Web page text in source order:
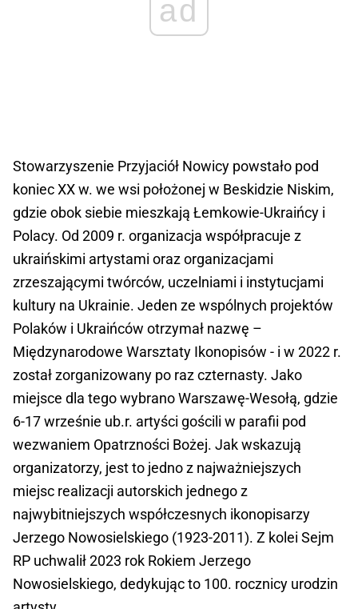
ad
Stowarzyszenie Przyjaciół Nowicy powstało pod
koniec XX w. we wsi położonej w Beskidzie Niskim,
gdzie obok siebie mieszkają Łemkowie-Ukraińcy i
Polacy. Od 2009 r. organizacja współpracuje z
ukraińskimi artystami oraz organizacjami
zrzeszającymi twórców, uczelniami i instytucjami
kultury na Ukrainie. Jeden ze wspólnych projektów
Polaków i Ukraińców otrzymał nazwę –
Międzynarodowe Warsztaty Ikonopisów - i w 2022 r.
został zorganizowany po raz czternasty. Jako
miejsce dla tego wybrano Warszawę-Wesołą, gdzie
6-17 wrześnie ub.r. artyści gościli w parafii pod
wezwaniem Opatrzności Bożej. Jak wskazują
organizatorzy, jest to jedno z najważniejszych
miejsc realizacji autorskich jednego z
najwybitniejszych współczesnych ikonopisarzy
Jerzego Nowosielskiego (1923-2011). Z kolei Sejm
RP uchwalił 2023 rok Rokiem Jerzego
Nowosielskiego, dedykując to 100. rocznicy urodzin